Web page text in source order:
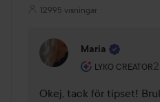
12995 visningar
Maria
LYKO CREATOR
Användarens
Okej, tack för tipset!